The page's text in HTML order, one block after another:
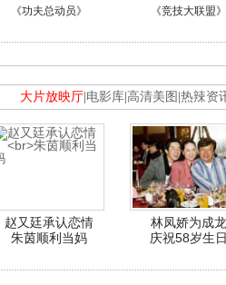
《功夫总动员》 《竞技大联盟》
大片放映厅 电影库 高清美图 热辣资
赵又廷承认恋情
朱茵顺利当妈
林凤娇为成龙
庆祝58岁生